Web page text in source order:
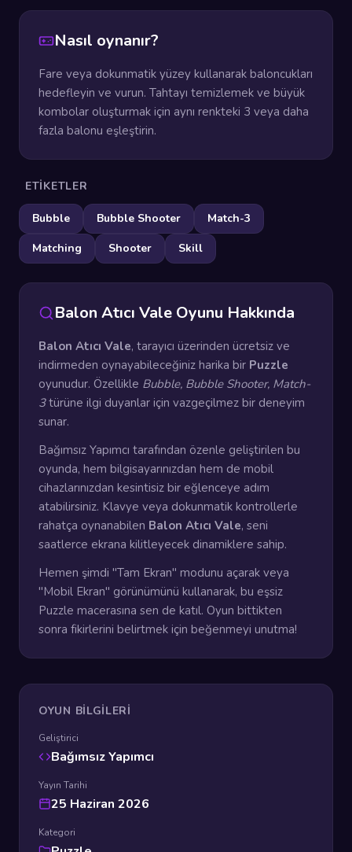
Nasıl oynanır?
Fare veya dokunmatik yüzey kullanarak baloncukları
hedefleyin ve vurun. Tahtayı temizlemek ve büyük
kombolar oluşturmak için aynı renkteki 3 veya daha
fazla balonu eşleştirin.
ETIKETLER
Bubble Bubble Shooter
Match-3
Matching
Shooter Skill
Balon Atıcı Vale Oyunu Hakkında
Balon Atıcı Vale, tarayıcı üzerinden ücretsiz ve
indirmeden oynayabileceğiniz harika bir Puzzle
oyunudur. Özellikle Bubble, Bubble Shooter, Match-
3türüne ilgi duyanlar için vazgeçilmez bir deneyim
sunar.
Bağımsız Yapımcı tarafından özenle geliştirilen bu
oyunda, hem bilgisayarınızdan hem de mobil
cihazlarınızdan kesintisiz bir eğlenceye adım
atabilirsiniz. Klavye veya dokunmatik kontrollerle
rahatça oynanabilen Balon Atıcı Vale, seni
saatlerce ekrana kilitleyecek dinamiklere sahip.
Hemen şimdi "Tam Ekran" modunu açarak veya
"Mobil Ekran" görünümünü kullanarak, bu eşsiz
Puzzle macerasına sen de katıl. Oyun bittikten
sonra fikirlerini belirtmek için beğenmeyi unutma!
OYUN BILGILERI
Geliştirici
Bağımsız Yapımcı
Yayın Tarihi
25 Haziran 2026
Kategori